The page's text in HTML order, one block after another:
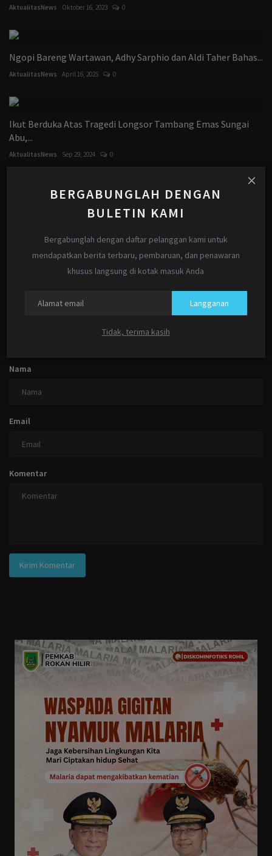
BERGABUNGLAH DENGAN
BULETIN KAMI
Bergabunglah dengan daftar pelanggan kami untuk
mendapatkan berita terbaru, pembaruan, dan penawaran
khusus langsung di kotak masuk Anda
Langganan
Tidak, terima kasih
AktualitasNews Oktober 16, 2023 0
Ngopi Bareng Wartawan, Adhy Sarphio dan Aldi Taher Bahas...
AktualitasNews April 16, 2025 0
Ikut Berduka Atas Tragedi Longsor Tambang Emas Sungai
Abu,...
AktualitasNews Sep 29, 2024 0
Februari 16, 2026
AktualitasNews Jan 30, 2026
KOMENTAR FACEBOOK
Nama
Email
Komentar
Kirim Komentar